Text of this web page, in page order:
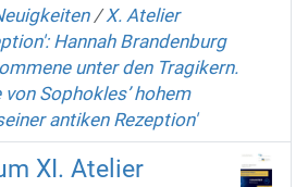
/X. Atelier
Hannah Brandenburg
unter den Tragikern.
Sophokles’ hohem
antiken Rezeption'
XI. Atelier